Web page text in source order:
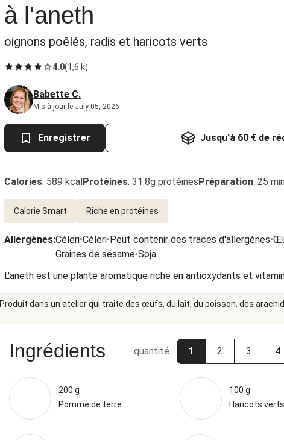
à l'aneth
oignons poêlés, radis et haricots verts
4.0(1,6 k)
Babette C.
Mis à jour le July 05, 2026
Enregistrer Jusqu'à 60 € de
Calories: 589 kcalProtéines: 31.8g protéinesPréparation: 25
Calorie Smart Riche en protéines
Allergènes:Céleri•Céleri•Peut contenir des traces d'allergènes•
Graines de sésame•Soja
L'aneth est une plante aromatique riche en antioxydants et
Produit dans un atelier qui traite des œufs, du lait, du poisson, des
Ingrédients quantité 1 2 3 4
200 g
Pomme de terre
100 g
Haricots verts